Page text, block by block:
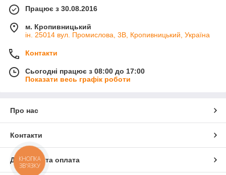
Працює з 30.08.2016
м. Кропивницький
ін. 25014 вул. Промислова, 3В, Кропивницький, Україна
Контакти
Сьогодні працює з 08:00 до 17:00
Показати весь графік роботи
Про нас
Контакти
Доставка та оплата
КНОПКА
ЗВ'ЯЗКУ